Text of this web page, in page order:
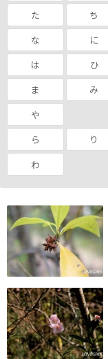
た
ち
な
に
は
ひ
ま
み
や
ら
り
わ